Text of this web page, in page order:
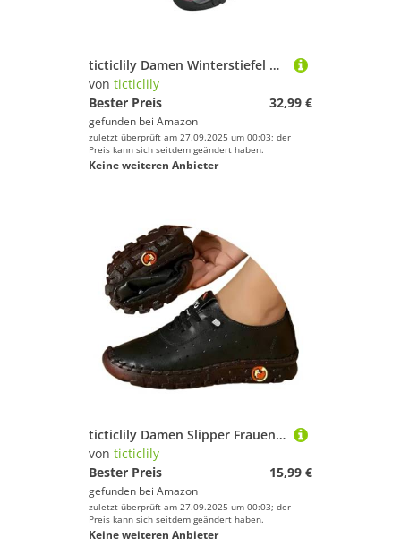
ticticlily Damen Winterstiefel mit Warmem Fellfutter Stiefeletten rutschfeste Wanderschuhe für Outdoor Skifahren Winterstiefeletten für Damen C Rot 40 EU
von ticticlily
Bester Preis
32,99 €
gefunden bei Amazon
zuletzt überprüft am 27.09.2025 um 00:03; der
Preis kann sich seitdem geändert haben.
Keine weiteren Anbieter
ticticlily Damen Slipper Frauen Slip On Mokassins Casual Loafers Komfort Leder Flache Schnürschuhe Bootsschuhe Bequem rutschfest Flache Fahren Halbschuhe B Schwarz 39 EU
von ticticlily
Bester Preis
15,99 €
gefunden bei Amazon
zuletzt überprüft am 27.09.2025 um 00:03; der
Preis kann sich seitdem geändert haben.
Keine weiteren Anbieter